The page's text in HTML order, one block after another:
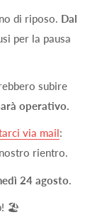
di riposo. Dal
per la pausa
subire
operativo.
via mail:
rientro.
24 agosto
🏖️